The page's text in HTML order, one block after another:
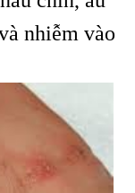
nhiễm vào